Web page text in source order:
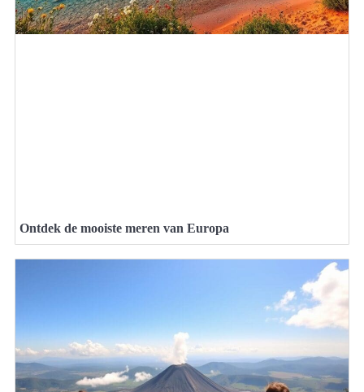
Ontdek de mooiste meren van Europa